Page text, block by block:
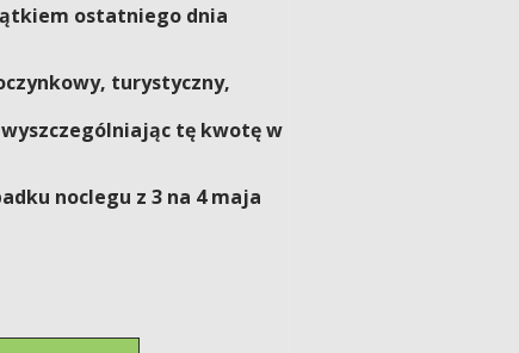
ostatniego dnia
turystyczny,
wyszczególniając tę kwotę w
noclegu z 3 na 4 maja